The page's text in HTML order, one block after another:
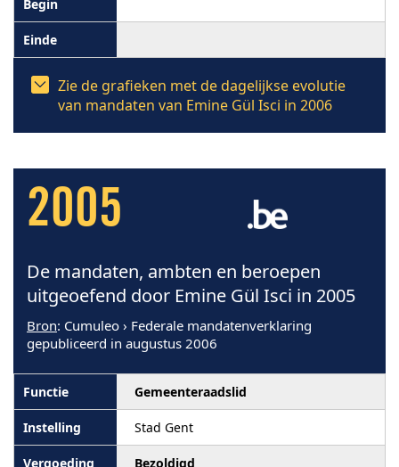
Zie de grafieken met de dagelijkse evolutie
van mandaten van Emine Gül Isci in 2006
2005
De mandaten, ambten en beroepen
uitgeoefend door Emine Gül Isci in 2005
Bron: Cumuleo › Federale mandatenverklaring
gepubliceerd in augustus 2006
Gemeenteraadslid
Stad Gent
Bezoldigd